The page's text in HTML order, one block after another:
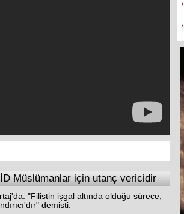
Müslümanlar için utanç vericidir
"Filistin işgal altında olduğu sürece;
demisti.